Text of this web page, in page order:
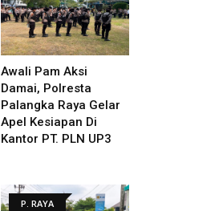
Awali Pam Aksi
Damai, Polresta
Palangka Raya Gelar
Apel Kesiapan Di
Kantor PT. PLN UP3
P. RAYA